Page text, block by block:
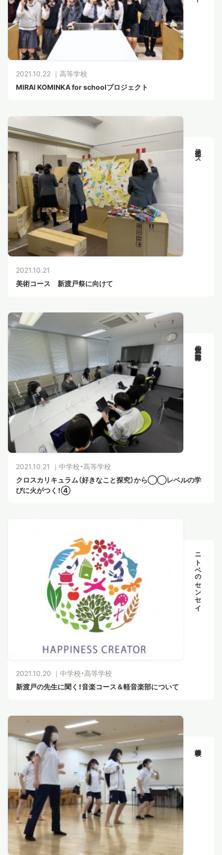
2021.10.22 ｜ 高等学校
MIRAI KOMINKA for schoolプロジェクト
美術コース
2021.10.21
美術コース 新渡戸祭に向けて
新渡戸文化の教育活動
2021.10.21 ｜ 中学校・高等学校
クロスカリキュラム（好きなこと探究）から◯◯レベルの学
びに火がつく！④
ニトベのセンセイ
2021.10.20 ｜ 中学校・高等学校
新渡戸の先生に聞く！音楽コース＆軽音楽部について